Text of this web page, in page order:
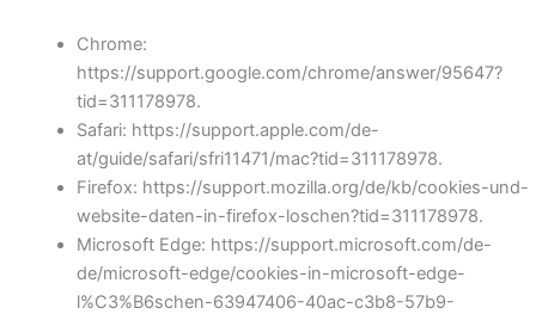
Chrome:
https://support.google.com/chrome/answer/95647?
tid=311178978.
Safari: https://support.apple.com/de-
at/guide/safari/sfri11471/mac?tid=311178978.
Firefox: https://support.mozilla.org/de/kb/cookies-und-
website-daten-in-firefox-loschen?tid=311178978.
Microsoft Edge: https://support.microsoft.com/de-
de/microsoft-edge/cookies-in-microsoft-edge-
l%C3%B6schen-63947406-40ac-c3b8-57b9-